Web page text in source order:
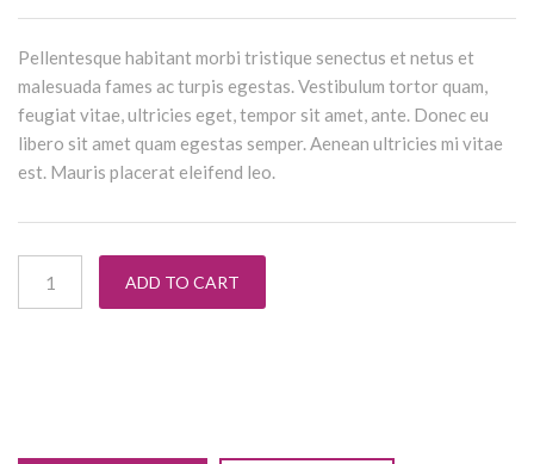
Pellentesque habitant morbi tristique senectus et netus et
malesuada fames ac turpis egestas. Vestibulum tortor quam,
feugiat vitae, ultricies eget, tempor sit amet, ante. Donec eu
libero sit amet quam egestas semper. Aenean ultricies mi vitae
est. Mauris placerat eleifend leo.
ADD TO CART